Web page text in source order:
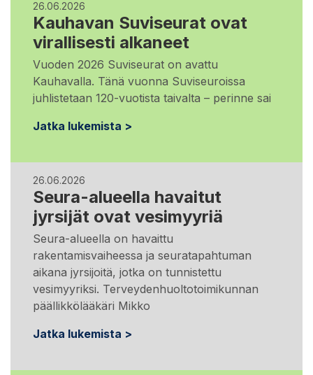
26.06.2026
Kauhavan Suviseurat ovat
virallisesti alkaneet
Vuoden 2026 Suviseurat on avattu
Kauhavalla. Tänä vuonna Suviseuroissa
juhlistetaan 120-vuotista taivalta – perinne sai
Jatka lukemista >
26.06.2026
Seura-alueella havaitut
jyrsijät ovat vesimyyriä
Seura-alueella on havaittu
rakentamisvaiheessa ja seuratapahtuman
aikana jyrsijoitä, jotka on tunnistettu
vesimyyriksi. Terveydenhuoltotoimikunnan
päällikkölääkäri Mikko
Jatka lukemista >